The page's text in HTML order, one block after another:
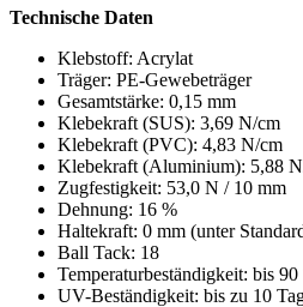
Technische Daten
Klebstoff: Acrylat
Träger: PE-Gewebeträger
Gesamtstärke: 0,15 mm
Klebekraft (SUS): 3,69 N/cm
Klebekraft (PVC): 4,83 N/cm
Klebekraft (Aluminium): 5,88
Zugfestigkeit: 53,0 N / 10 mm
Dehnung: 16 %
Haltekraft: 0 mm (unter
Ball Tack: 18
Temperaturbeständigkeit: bis
UV-Beständigkeit: bis zu 10